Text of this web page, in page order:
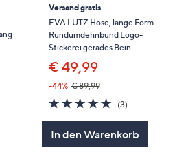
Versand gratis
EVA LUTZ Hose, lange Form
Rundumdehnbund Logo-
Stickerei gerades Bein
€ 49,99
-44% € 89,99
5.0
von
(3)3
In den Warenkorb